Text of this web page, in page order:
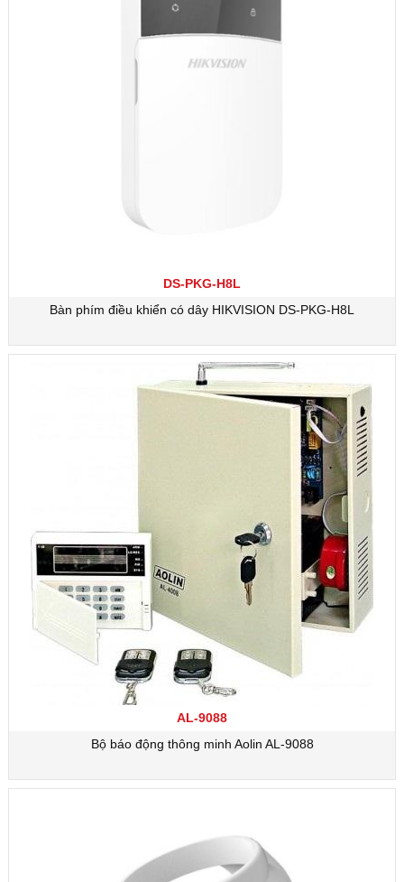
DS-PKG-H8L
Bàn phím điều khiển có dây HIKVISION DS-PKG-H8L
AL-9088
Bộ báo động thông minh Aolin AL-9088